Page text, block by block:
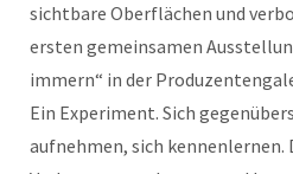
sichtbare Oberflächen und
ersten gemeinsamen
immern“ in der
Ein Experiment. Sich
aufnehmen, sich kennenlernen.